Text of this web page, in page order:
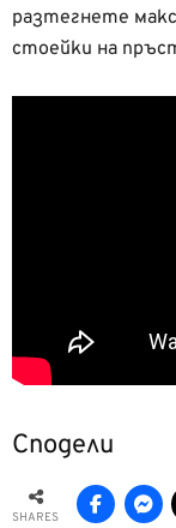
разтегнете
стоейки на
Сподели
SHARES